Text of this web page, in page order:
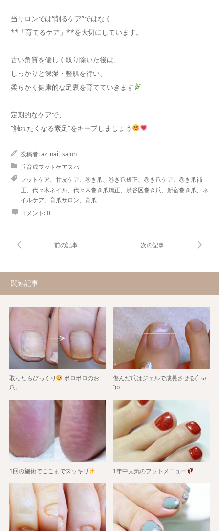
当サロンでは“削るケア”ではなく
**「育てるケア」**を大切にしています。
古い角質を優しく取り除いた後は、
しっかりと保湿・整肌を行い、
柔らかく健康的な足裏を育てていきます
定期的なケアで、
“触れたくなる素足”をキープしましょう
投稿者:az_nail_salon
爪育成フットケアスパ
フットケア、甘皮ケア、巻き爪、巻き爪矯正、巻き爪ケア、巻き爪補
正、代々木ネイル、代々木巻き爪矯正、渋谷区巻き爪、新宿巻き爪、ネ
イルケア、育爪サロン、育爪
コメント:0
関連記事
取ったらびっくり
ボロボロのお
爪。
傷んだ爪はジェルで成長させる(`･ω･
´)b
1回の施術でここまでスッキリ 1年中人気のフットメニュー